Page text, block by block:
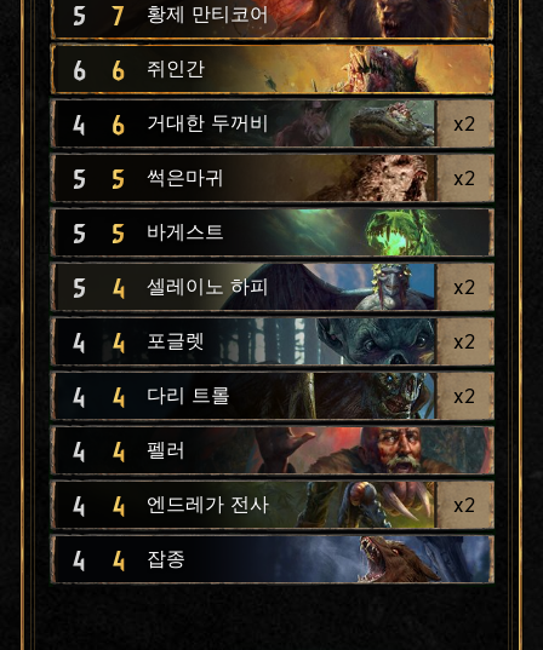
5 7 황제 만티코어
6 6 쥐인간
4 6 거대한 두꺼비 x2
5 5 썩은마귀 x2
5 5 바게스트
5 4 셀레이노 하피 x2
4 4 포글렛 x2
4 4 다리 트롤 x2
4 4 펠러
4 4 엔드레가 전사 x2
4 4 잡종